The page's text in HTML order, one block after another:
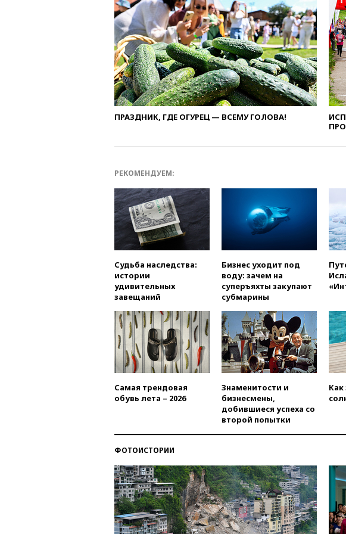
ПРАЗДНИК, ГДЕ ОГУРЕЦ — ВСЕМУ ГОЛОВА!
РЕКОМЕНДУЕМ:
Судьба наследства:
истории
удивительных
завещаний
Бизнес уходит под
воду: зачем на
суперъяхты закупают
субмарины
Самая трендовая
обувь лета – 2026
Знаменитости и
бизнесмены,
добившиеся успеха со
второй попытки
Как
ФОТОИСТОРИИ